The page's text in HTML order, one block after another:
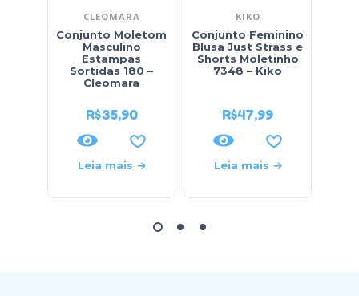
CLEOMARA
Conjunto Moletom
Masculino
Estampas
Sortidas 180 –
Cleomara
R$35,90
Leia mais
KIKO
Conjunto Feminino
Blusa Just Strass e
Shorts Moletinho
7348 – Kiko
R$47,99
Leia mais